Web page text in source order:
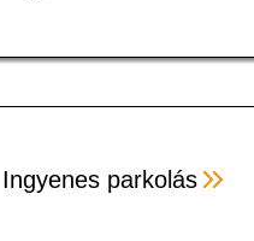
Ingyenes parkolás